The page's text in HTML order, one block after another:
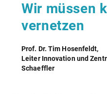
Wir müssen
vernetzen
Prof. Dr. Tim Hosenfeldt,
Leiter Innovation und
Schaeffler